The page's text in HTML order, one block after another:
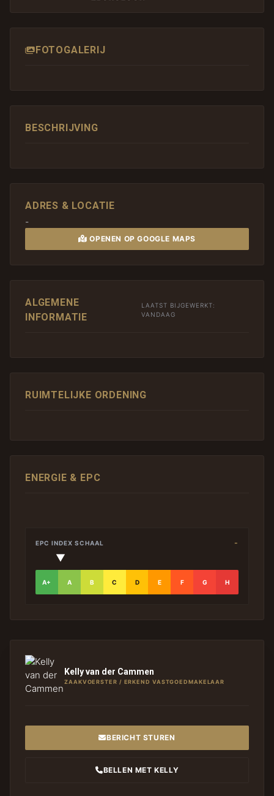
FOTOGALERIJ
BESCHRIJVING
ADRES & LOCATIE
-
OPENEN OP GOOGLE MAPS
ALGEMENE
INFORMATIE
LAATST BIJGEWERKT:
VANDAAG
RUIMTELIJKE ORDENING
ENERGIE & EPC
EPC INDEX SCHAAL -
▼
A+ A B C D E F G H
Kelly van der Cammen
ZAAKVOERSTER / ERKEND VASTGOEDMAKELAAR
BERICHT STUREN
BELLEN MET KELLY